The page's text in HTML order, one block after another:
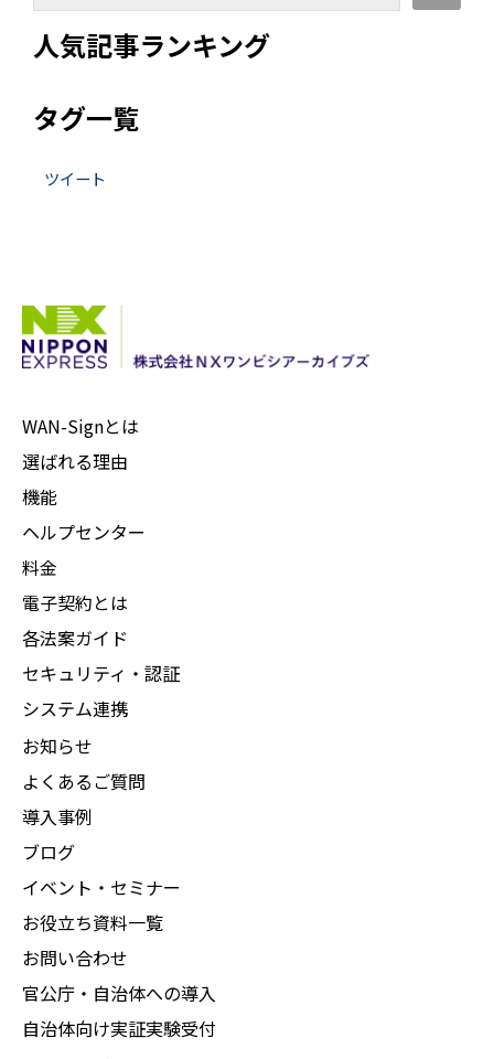
人気記事ランキング
タグ一覧
ツイート
WAN-Signとは
選ばれる理由
機能
ヘルプセンター
料金
電子契約とは
各法案ガイド
セキュリティ・認証
システム連携
お知らせ
よくあるご質問
導入事例
ブログ
イベント・セミナー
お役立ち資料一覧
お問い合わせ
官公庁・自治体への導入
自治体向け実証実験受付